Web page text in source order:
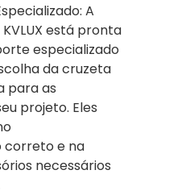
A
está pronta
especializado
da cruzeta
para as
projeto. Eles
correto e na
necessários